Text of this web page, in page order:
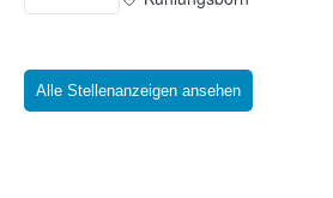
Alle Stellenanzeigen ansehen